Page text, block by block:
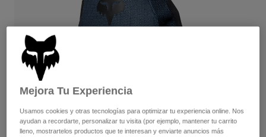
Pantalones largos
Pantalones cortos
Chaquetas y chalecos
Guantes
Pantalones
Guantes
Chaquetas
Protecciones
Gafas de protección
Ver todo
Mujer
Camisetas y tops
Sudaderas
Calcetines
Ver todo
Moto
Mejora Tu Experiencia
Usamos cookies y otras tecnologías para optimizar tu experiencia online. Nos
ayudan a recordarte, personalizar tu visita (por ejemplo, mantener tu carrito
lleno, mostrartelos productos que te interesan y enviarte anuncios más